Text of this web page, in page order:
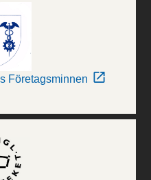
Företagsminnen